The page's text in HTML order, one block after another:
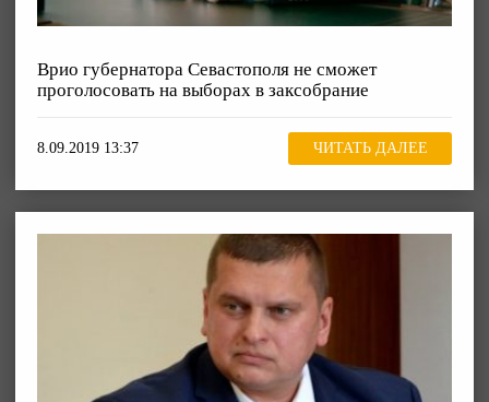
Врио губернатора Севастополя не сможет
проголосовать на выборах в заксобрание
8.09.2019 13:37 ЧИТАТЬ ДАЛЕЕ